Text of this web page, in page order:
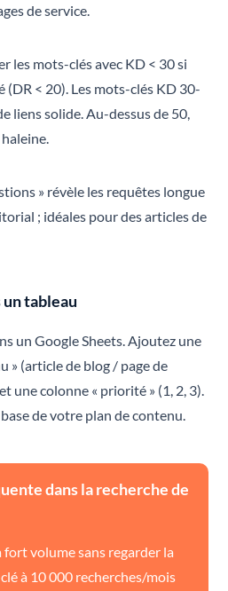
de service.
les mots-clés avec KD < 30 si
(DR < 20). Les mots-clés KD 30-
liens solide. Au-dessus de 50,
» révèle les requêtes longue
; idéales pour des articles de
tableau
un Google Sheets. Ajoutez une
» (article de blog / page de
une colonne « priorité » (1, 2, 3).
de votre plan de contenu.
dans la recherche de
volume sans regarder la
à 10 000 recherches/mois